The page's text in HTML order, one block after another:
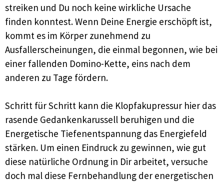
streiken und Du noch keine wirkliche Ursache
finden konntest. Wenn Deine Energie erschöpft ist,
kommt es im Körper zunehmend zu
Ausfallerscheinungen, die einmal begonnen, wie bei
einer fallenden Domino-Kette, eins nach dem
anderen zu Tage fördern.
Schritt für Schritt kann die Klopfakupressur hier das
rasende Gedankenkarussell beruhigen und die
Energetische Tiefenentspannung das Energiefeld
stärken. Um einen Eindruck zu gewinnen, wie gut
diese natürliche Ordnung in Dir arbeitet, versuche
doch mal diese Fernbehandlung der energetischen